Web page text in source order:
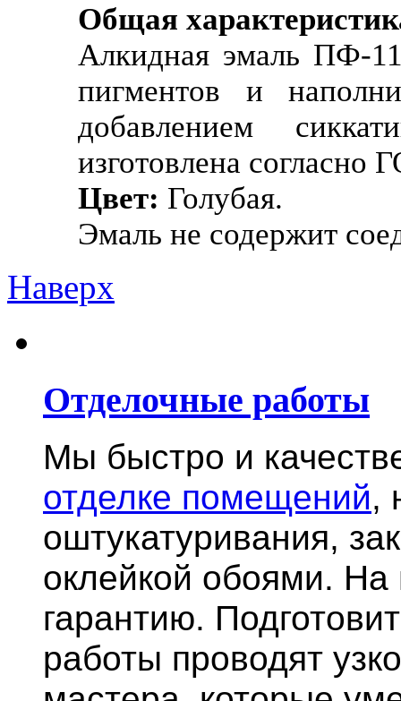
Общая
Алкидная эмаль ПФ-
пигментов и
добавлением
изготовлена
Цвет: Голубая.
Эмаль не содержит
Наверх
Отделочные работы
Мы быстро и
отделке помещений,
оштукатуривания,
оклейкой обоями.
гарантию.
работы проводят